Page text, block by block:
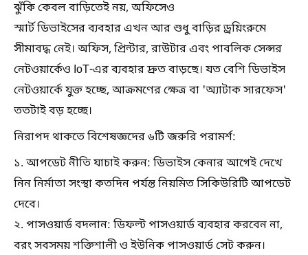
ঝুঁকি কেবল বাড়িতেই নয়, অফিসেও
স্মার্ট ডিভাইসের ব্যবহার এখন আর শুধু বাড়ির ড্রয়িংরুমে
সীমাবদ্ধ নেই। অফিস, প্রিন্টার, রাউটার এবং পাবলিক সেন্সর
নেটওয়ার্কেও IoT-এর ব্যবহার দ্রুত বাড়ছে। যত বেশি ডিভাইস
নেটওয়ার্কে যুক্ত হচ্ছে, আক্রমণের ক্ষেত্র বা 'অ্যাটাক সারফেস'
ততটাই বড় হচ্ছে।
নিরাপদ থাকতে বিশেষজ্ঞদের ৬টি জরুরি পরামর্শ:
১. আপডেট নীতি যাচাই করুন: ডিভাইস কেনার আগেই দেখে
নিন নির্মাতা সংস্থা কতদিন পর্যন্ত নিয়মিত সিকিউরিটি আপডেট
দেবে।
২. পাসওয়ার্ড বদলান: ডিফল্ট পাসওয়ার্ড ব্যবহার করবেন না,
বরং সবসময় শক্তিশালী ও ইউনিক পাসওয়ার্ড সেট করুন।